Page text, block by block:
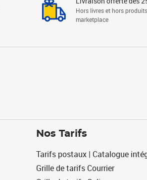
Hors livres et hors produits
marketplace
Nos Tarifs
Tarifs postaux | Catalogue
Grille de tarifs Courrier